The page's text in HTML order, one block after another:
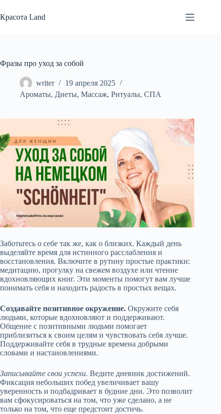
к
сути
Красота Land
Фразы про уход за собой
writer
19 апреля 2025
Ароматы, Диеты, Массаж, Ритуалы, СПА
Заботьтесь о себе так же, как о близких. Каждый день
выделяйте время для истинного расслабления и
восстановления. Включите в рутину простые практики:
медитацию, прогулку на свежем воздухе или чтение
вдохновляющих книг. Эти моменты помогут вам лучше
понимать себя и находить радость в простых вещах.
Создавайте позитивное окружение. Окружите себя
людьми, которые вдохновляют и поддерживают.
Общение с позитивными людьми помогает
приблизиться к своим целям и чувствовать себя лучше.
Поддерживайте себя в трудные времена добрыми
словами и настановлениями.
Записывайте свои успехи. Ведите дневник достижений.
Фиксация небольших побед увеличивает вашу
уверенность и подбадривает в будние дни. Это позволит
вам сфокусироваться на том, что уже сделано, а не
только на том, что еще предстоит достичь.